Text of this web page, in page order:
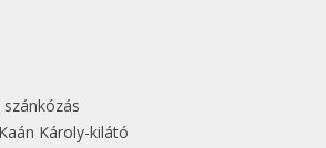
Károly-kilátó